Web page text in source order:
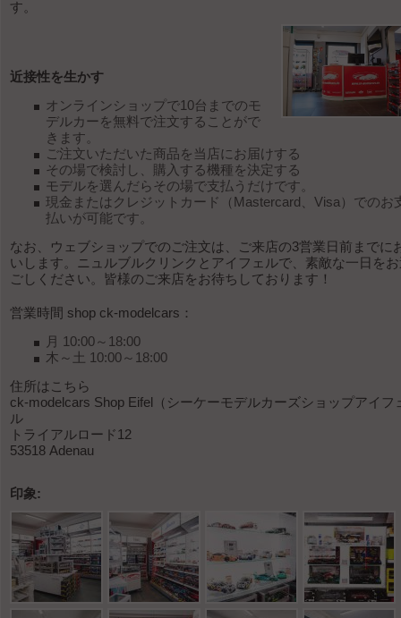
す。
近接性を生かす
オンラインショップで10台までのモ
デルカーを無料で注文することがで
きます。
ご注文いただいた商品を当店にお届けする
その場で検討し、購入する機種を決定する
モデルを選んだらその場で支払うだけです。
現金またはクレジットカード（Mastercard、Visa）でのお
払いが可能です。
なお、ウェブショップでのご注文は、ご来店の3営業日前までに
いします。ニュルブルクリンクとアイフェルで、素敵な一日を
ごしください。皆様のご来店をお待ちしております！
営業時間 shop ck-modelcars：
月 10:00～18:00
木～土 10:00～18:00
住所はこちら
ck-modelcars Shop Eifel（シーケーモデルカーズショップアイフ
ル
トライアルロード12
53518 Adenau
印象: